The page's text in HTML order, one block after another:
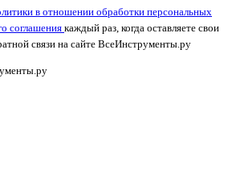
в отношении обработки персональных
соглашения каждый раз, когда оставляете свои
связи на сайте ВсеИнструменты.ру